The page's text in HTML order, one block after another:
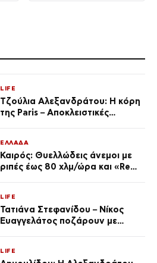
LIFE
Τζούλια Αλεξανδράτου: Η κόρη
της Paris – Αποκλειστικές
ΕΛΛΑΔΑ
Καιρός: Θυελλώδεις άνεμοι με
ριπές έως 80 χλμ/ώρα και «Red
LIFE
Τατιάνα Στεφανίδου – Νίκος
Ευαγγελάτος ποζάρουν με
LIFE